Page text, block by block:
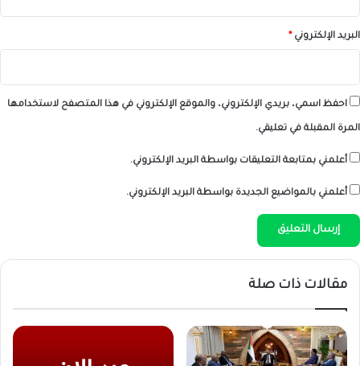
البريد الإلكتروني *
احفظ اسمي، بريدي الإلكتروني، والموقع الإلكتروني في هذا المتصفح لاستخدامها
المرة المقبلة في تعليقي.
أعلمني بمتابعة التعليقات بواسطة البريد الإلكتروني.
أعلمني بالمواضيع الجديدة بواسطة البريد الإلكتروني.
مقالات ذات صلة